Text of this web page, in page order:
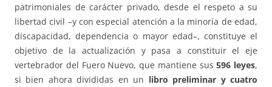
patrimoniales de carácter privado, desde el respeto a su
libertad civil –y con especial atención a la minoría de edad,
discapacidad, dependencia o mayor edad–, constituye el
objetivo de la actualización y pasa a constituir el eje
vertebrador del Fuero Nuevo, que mantiene sus 596 leyes,
si bien ahora divididas en un libro preliminar y cuatro